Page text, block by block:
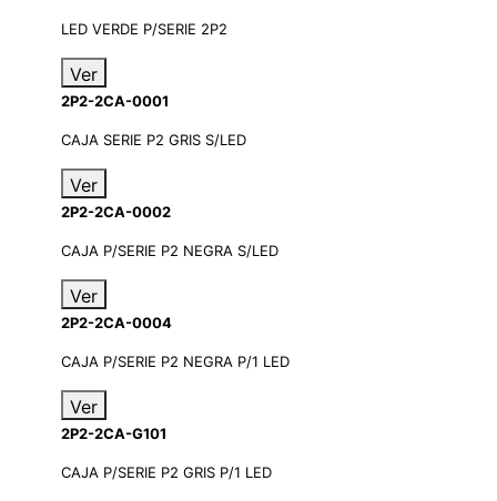
LED VERDE P/SERIE 2P2
Ver
2P2-2CA-0001
CAJA SERIE P2 GRIS S/LED
Ver
2P2-2CA-0002
CAJA P/SERIE P2 NEGRA S/LED
Ver
2P2-2CA-0004
CAJA P/SERIE P2 NEGRA P/1 LED
Ver
2P2-2CA-G101
CAJA P/SERIE P2 GRIS P/1 LED